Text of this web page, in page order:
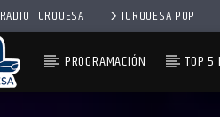
RADIO TURQUESA TURQUESA POP
PROGRAMACIÓN TOP 5